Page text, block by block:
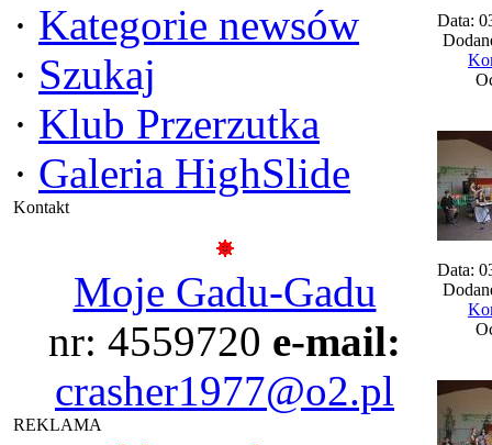
· Kategorie newsów
· Szukaj
· Klub Przerzutka
· Galeria HighSlide
Kontakt
Moje Gadu-Gadu
nr: 4559720 e-mail:
crasher1977@o2.pl
REKLAMA
Data:
Data: